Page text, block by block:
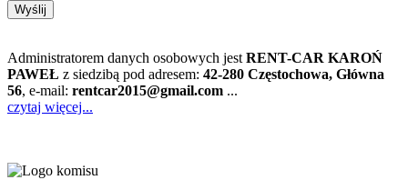
Wyślij
Administratorem danych osobowych jest RENT-CAR KAROŃ
PAWEŁ z siedzibą pod adresem: 42-280 Częstochowa, Główna
56, e-mail: rentcar2015@gmail.com ...
czytaj więcej...